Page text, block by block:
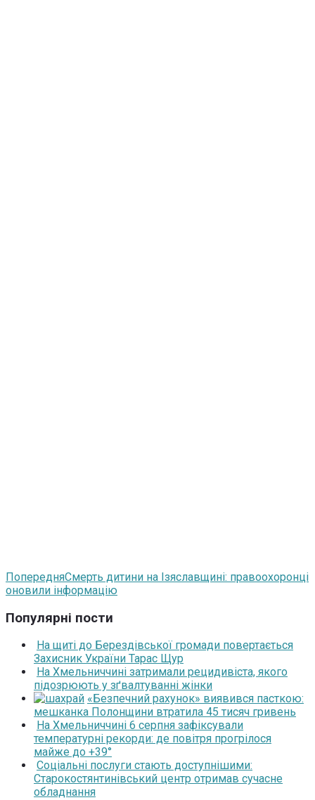
ПопередняСмерть дитини на Ізяславщині: правоохоронці
оновили інформацію
Популярні пости
На щиті до Берездівської громади повертається
Захисник України Тарас Щур
На Хмельниччині затримали рецидивіста, якого
підозрюють у зґвалтуванні жінки
«Безпечний рахунок» виявився пасткою:
мешканка Полонщини втратила 45 тисяч гривень
На Хмельниччині 6 серпня зафіксували
температурні рекорди: де повітря прогрілося
майже до +39°
Соціальні послуги стають доступнішими:
Старокостянтинівський центр отримав сучасне
обладнання